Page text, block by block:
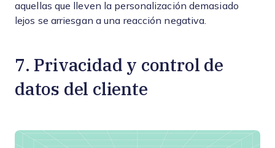
aquellas que lleven la personalización demasiado
lejos se arriesgan a una reacción negativa.
7. Privacidad y control de
datos del cliente